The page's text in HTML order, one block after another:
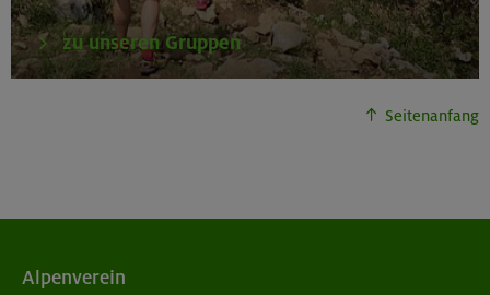
zu unseren Gruppen
Seitenanfang
Alpenverein